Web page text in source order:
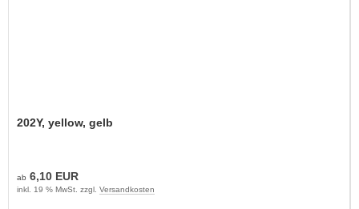
202Y, yellow, gelb
ab 6,10 EUR
inkl. 19 % MwSt. zzgl. Versandkosten